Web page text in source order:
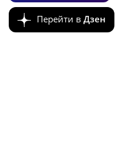
Перейти в Дзен